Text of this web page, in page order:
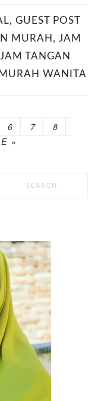
, GUEST POST
MURAH , JAM
JAM TANGAN
WANITA
PAGE
6 PAGE
7 PAGE
8
»